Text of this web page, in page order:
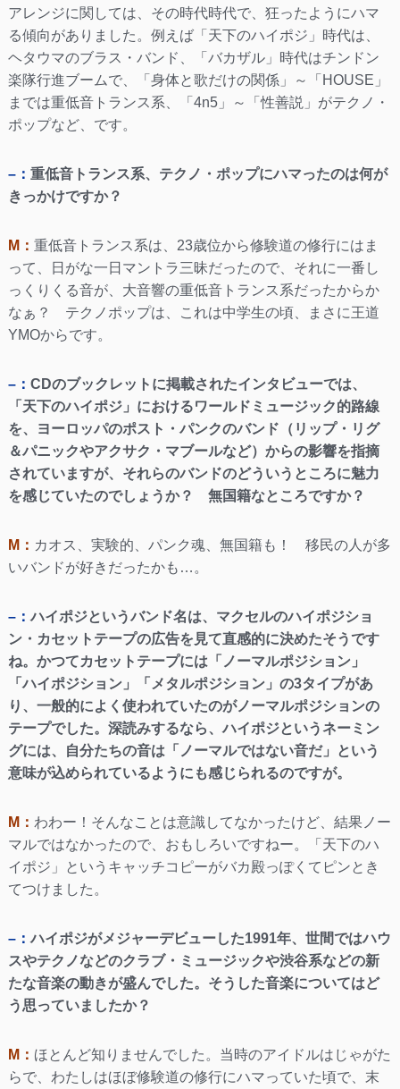
アレンジに関しては、その時代時代で、狂ったようにハマ
る傾向がありました。例えば「天下のハイポジ」時代は、
ヘタウマのブラス・バンド、「バカザル」時代はチンドン
楽隊行進ブームで、「身体と歌だけの関係」～「HOUSE」
までは重低音トランス系、「4n5」～「性善説」がテクノ・
ポップなど、です。
–： 重低音トランス系、テクノ・ポップにハマったのは何が
きっかけですか？
M： 重低音トランス系は、23歳位から修験道の修行にはま
って、日がな一日マントラ三昧だったので、それに一番し
っくりくる音が、大音響の重低音トランス系だったからか
なぁ？ テクノポップは、これは中学生の頃、まさに王道
YMOからです。
–： CDのブックレットに掲載されたインタビューでは、
「天下のハイポジ」におけるワールドミュージック的路線
を、ヨーロッパのポスト・パンクのバンド（リップ・リグ
＆パニックやアクサク・マブールなど）からの影響を指摘
されていますが、それらのバンドのどういうところに魅力
を感じていたのでしょうか？ 無国籍なところですか？
M： カオス、実験的、パンク魂、無国籍も！ 移民の人が多
いバンドが好きだったかも…。
–：ハイポジというバンド名は、マクセルのハイポジショ
ン・カセットテープの広告を見て直感的に決めたそうです
ね。かつてカセットテープには「ノーマルポジション」
「ハイポジション」「メタルポジション」の3タイプがあ
り、一般的によく使われていたのがノーマルポジションの
テープでした。深読みするなら、ハイポジというネーミン
グには、自分たちの音は「ノーマルではない音だ」という
意味が込められているようにも感じられるのですが。
M： わわー！そんなことは意識してなかったけど、結果ノー
マルではなかったので、おもしろいですねー。「天下のハ
イポジ」というキャッチコピーがバカ殿っぽくてピンとき
てつけました。
–：ハイポジがメジャーデビューした1991年、世間ではハウ
スやテクノなどのクラブ・ミュージックや渋谷系などの新
たな音楽の動きが盛んでした。そうした音楽についてはど
う思っていましたか？
M： ほとんど知りませんでした。当時のアイドルはじゃがた
らで、わたしはほぼ修験道の修行にハマっていた頃で、末